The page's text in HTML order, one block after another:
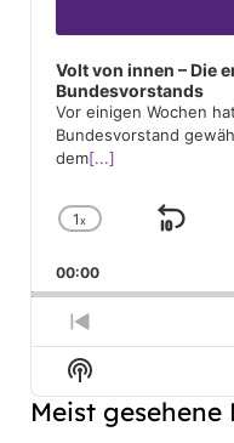
Volt von innen – Die
Bundesvorstands
Vor einigen Wochen
Bundesvorstand
dem[...]
Change
Rate
1x
Skip
00:00
Previous
Episode
Show
Podcast
Information
Meist gesehene